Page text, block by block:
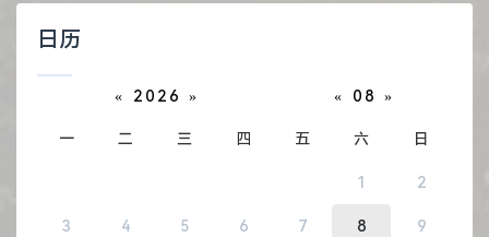
日历
« 2026 » « 08 »
一 二 三 四 五 六 日
1 2
3 4 5 6 7 8 9